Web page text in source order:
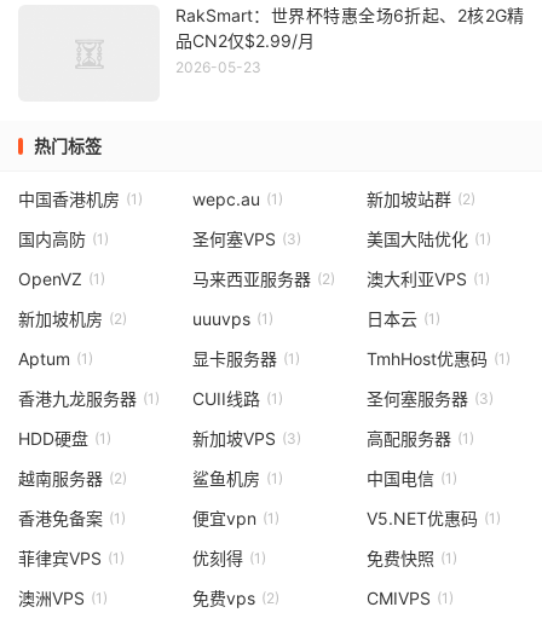
RakSmart：世界杯特惠全场6折起、2核2G精
品CN2仅$2.99/月
2026-05-23
热门标签
中国香港机房 (1) wepc.au (1) 新加坡站群 (2)
国内高防 (1) 圣何塞VPS (3) 美国大陆优化 (1)
OpenVZ (1) 马来西亚服务器 (2) 澳大利亚VPS (1)
新加坡机房 (2) uuuvps (1) 日本云 (1)
Aptum (1) 显卡服务器 (1) TmhHost优惠码 (1)
香港九龙服务器 (1) CUII线路 (1) 圣何塞服务器 (3)
HDD硬盘 (1) 新加坡VPS (3) 高配服务器 (1)
越南服务器 (2) 鲨鱼机房 (1) 中国电信 (1)
香港免备案 (1) 便宜vpn (1) V5.NET优惠码 (1)
菲律宾VPS (1) 优刻得 (1) 免费快照 (1)
澳洲VPS (1) 免费vps (2) CMIVPS (1)